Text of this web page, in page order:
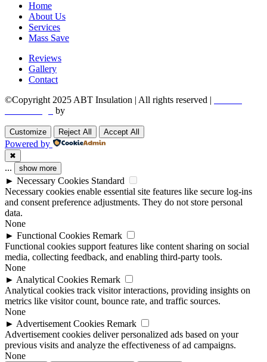
Home
About Us
Services
Mass Save
Reviews
Gallery
Contact
©Copyright 2025 ABT Insulation | All rights reserved |
by
Customize Reject All Accept All
Powered by
✖
... show more
► Necessary Cookies Standard
Necessary cookies enable essential site features like secure log-ins
and consent preference adjustments. They do not store personal
data.
None
► Functional Cookies Remark
Functional cookies support features like content sharing on social
media, collecting feedback, and enabling third-party tools.
None
► Analytical Cookies Remark
Analytical cookies track visitor interactions, providing insights on
metrics like visitor count, bounce rate, and traffic sources.
None
► Advertisement Cookies Remark
Advertisement cookies deliver personalized ads based on your
previous visits and analyze the effectiveness of ad campaigns.
None